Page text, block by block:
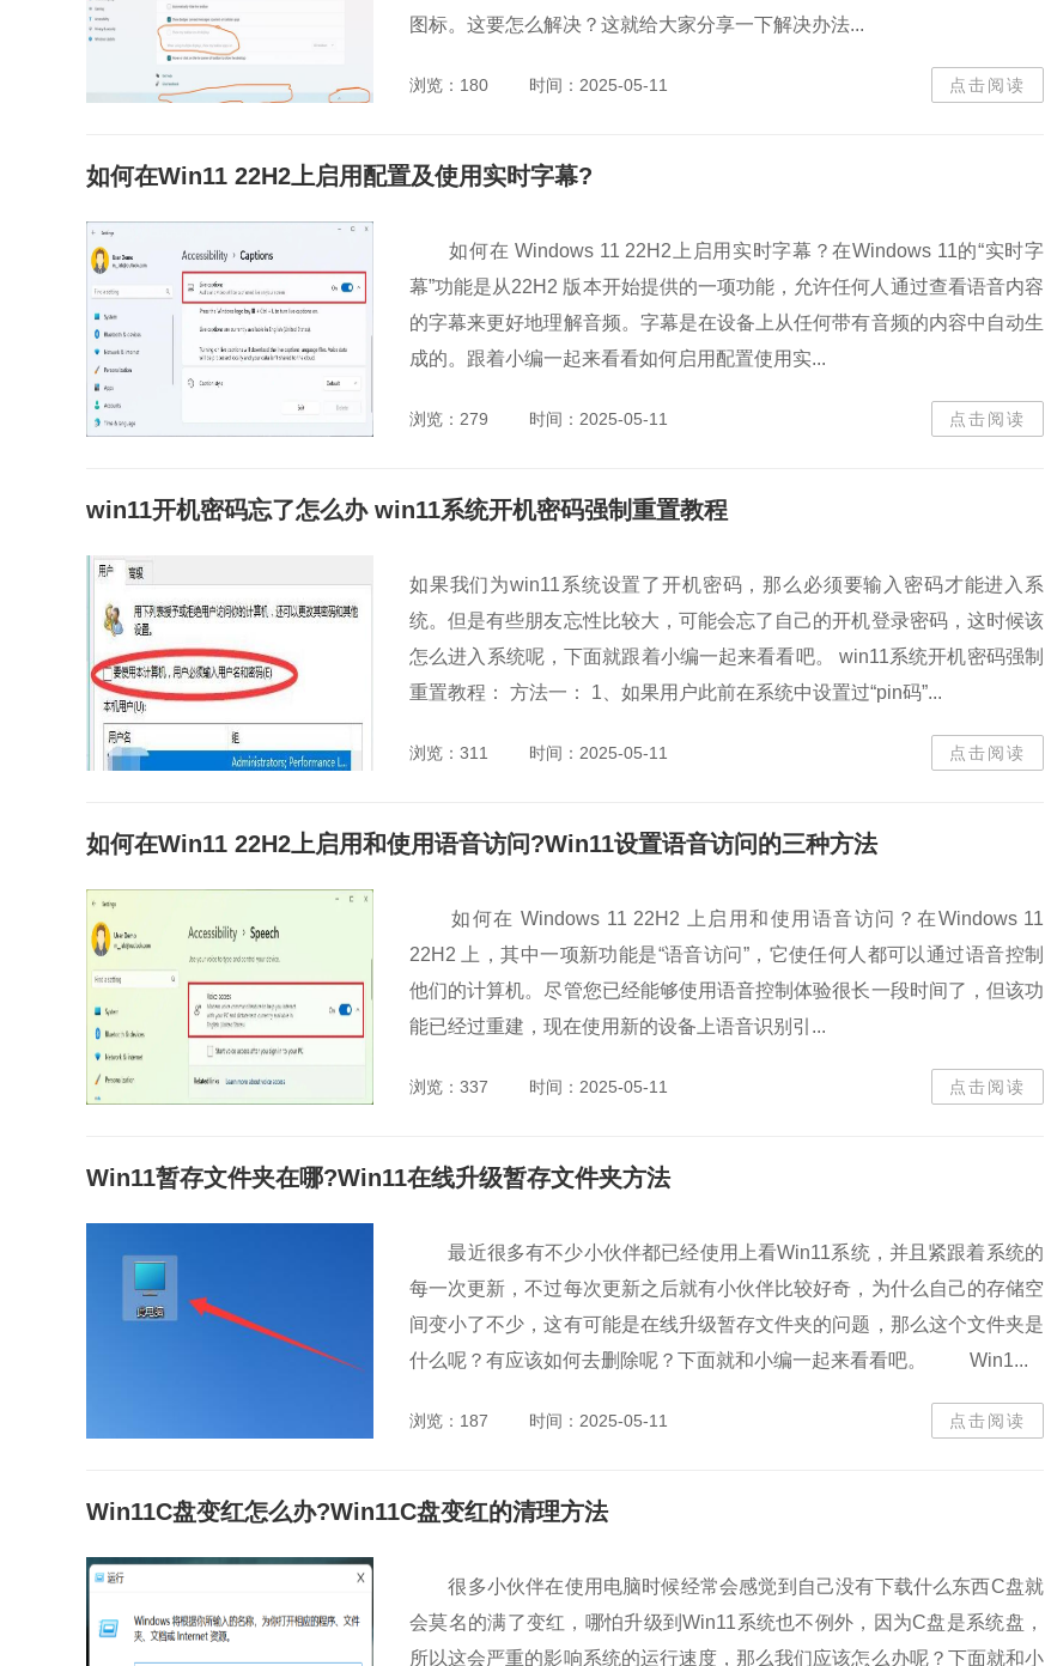
图标。这要怎么解决？这就给大家分享一下解决办法...
浏览：180 时间：2025-05-11 点击阅读
如何在Win11 22H2上启用配置及使用实时字幕?
如何在 Windows 11 22H2上启用实时字幕？在Windows 11的“实时字
幕”功能是从22H2 版本开始提供的一项功能，允许任何人通过查看语音内容
的字幕来更好地理解音频。字幕是在设备上从任何带有音频的内容中自动生
成的。跟着小编一起来看看如何启用配置使用实...
浏览：279 时间：2025-05-11 点击阅读
win11开机密码忘了怎么办 win11系统开机密码强制重置教程
如果我们为win11系统设置了开机密码，那么必须要输入密码才能进入系
统。但是有些朋友忘性比较大，可能会忘了自己的开机登录密码，这时候该
怎么进入系统呢，下面就跟着小编一起来看看吧。 win11系统开机密码强制
重置教程： 方法一： 1、如果用户此前在系统中设置过“pin码”...
浏览：311 时间：2025-05-11 点击阅读
如何在Win11 22H2上启用和使用语音访问?Win11设置语音访问的三种方法
如何在 Windows 11 22H2 上启用和使用语音访问？在Windows 11
22H2 上，其中一项新功能是“语音访问”，它使任何人都可以通过语音控制
他们的计算机。尽管您已经能够使用语音控制体验很长一段时间了，但该功
能已经过重建，现在使用新的设备上语音识别引...
浏览：337 时间：2025-05-11 点击阅读
Win11暂存文件夹在哪?Win11在线升级暂存文件夹方法
最近很多有不少小伙伴都已经使用上看Win11系统，并且紧跟着系统的
每一次更新，不过每次更新之后就有小伙伴比较好奇，为什么自己的存储空
间变小了不少，这有可能是在线升级暂存文件夹的问题，那么这个文件夹是
什么呢？有应该如何去删除呢？下面就和小编一起来看看吧。 Win1...
浏览：187 时间：2025-05-11 点击阅读
Win11C盘变红怎么办?Win11C盘变红的清理方法
很多小伙伴在使用电脑时候经常会感觉到自己没有下载什么东西C盘就
会莫名的满了变红，哪怕升级到Win11系统也不例外，因为C盘是系统盘，
所以这会严重的影响系统的运行速度，那么我们应该怎么办呢？下面就和小